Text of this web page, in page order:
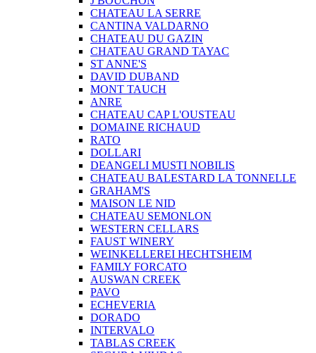
CHATEAU LA SERRE
CANTINA VALDARNO
CHATEAU DU GAZIN
CHATEAU GRAND TAYAC
ST ANNE'S
DAVID DUBAND
MONT TAUCH
ANRE
CHATEAU CAP L'OUSTEAU
DOMAINE RICHAUD
RATO
DOLLARI
DEANGELI MUSTI NOBILIS
CHATEAU BALESTARD LA TONNELLE
GRAHAM'S
MAISON LE NID
CHATEAU SEMONLON
WESTERN CELLARS
FAUST WINERY
WEINKELLEREI HECHTSHEIM
FAMILY FORCATO
AUSWAN CREEK
PAVO
ECHEVERIA
DORADO
INTERVALO
TABLAS CREEK